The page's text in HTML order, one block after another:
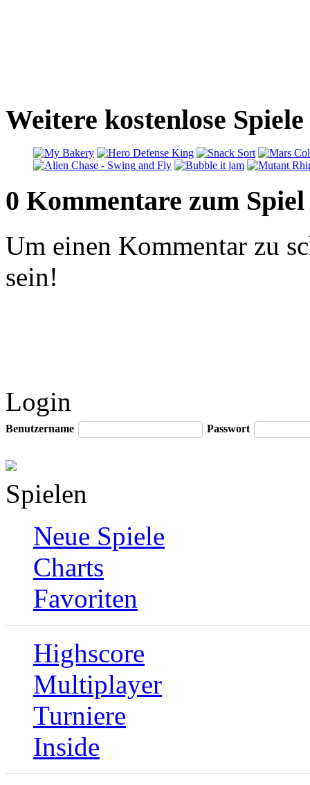
Weitere kostenlose
0 Kommentare zum Spiel
Um einen Kommentar zu
sein!
Login
Benutzername Passwort
Spielen
Neue Spiele
Charts
Favoriten
Highscore
Multiplayer
Turniere
Inside